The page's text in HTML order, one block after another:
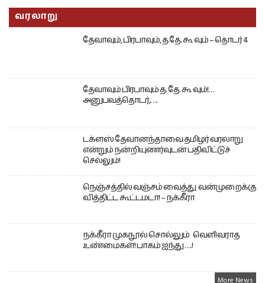
வரலாறு
தேவாவும், பிரபாவும், த.தே. கூ வும் – தொடர் 4
தேவாவும் பிரபாவும் த. தே. கூ வும்!…
அனுபவத்தொடர்,….
டக்ளஸ் தேவானந்தாவை தமிழர் வரலாறு
என்றும் நன்றியுணர்வுடன் பதிவிட்டுச்
செல்லும்!
நெஞ்சத்தில் வஞ்சம் வைத்து வன்முறைக்கு
வித்திட்ட கூட்டமடா! – நக்கீரா
நக்கீரா முகநூல் சொல்லும் வெளிவராத
உண்மைகள்! பாகம் ஐந்து ….!
More News